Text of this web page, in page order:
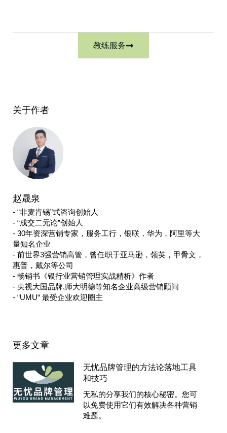
教练服务
关于作者
赵晟泉
- “非麦肯锡”式咨询创始人
- “成交二元论”创始人
- 30年资深营销专家，服务工行，银联，华为，阿里等大
量知名企业
- 前世界3强营销高管，曾任职于亚马逊，领英，甲骨文，
惠普，戴尔等公司
- 畅销书《银行业营销管理实战精析》作者
- 央视大国品牌,师大明德等知名企业高级营销顾问
- “UMU“ 最受企业欢迎圈主
更多文章
无忧品牌管理的方法论落地工具
和技巧
无私的分享我们的核心秘密。您可
以免费使用它们有效解决各种营销
难题。